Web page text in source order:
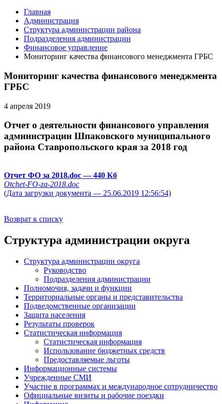
Главная
Администрация
Структура администрации района
Подразделения администрации
Финансовое управление
Мониторинг качества финансового менеджмента ГРБС
Мониторинг качества финансового менеджмента
ГРБС
4 апреля 2019
Отчет о деятельности финансового управления
администрации Шпаковского муниципального
района Ставропольского края за 2018 год
Отчет ФО за 2018.doc— 440 Кб
Otchet-FO-za-2018.doc
(Дата загрузки документа — 25.06.2019 12:56:54)
Возврат к списку
Структура администрации округа
Структура администрации округа
Руководство
Подразделения администрации
Полномочия, задачи и функции
Территориальные органы и представительства
Подведомственные организации
Защита населения
Результаты проверок
Статистическая информация
Статистическая информация
Использование бюджетных средств
Предоставляемые льготы
Информационные системы
Учрежденные СМИ
Участие в программах и международное сотрудничество
Официальные визиты и рабочие поездки